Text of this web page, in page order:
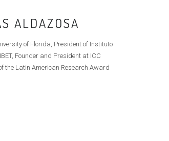
ALDAZOSA
of Florida, President of Instituto
Founder and President at ICC
the Latin American Research Award